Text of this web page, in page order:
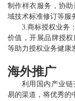
制作样衣服务，协
域技术标准修订等服
3.商标授权业务
价值，开展品牌授
等助力授权业务健康
海外推广
利用国内产业
易的渠道，将优秀的